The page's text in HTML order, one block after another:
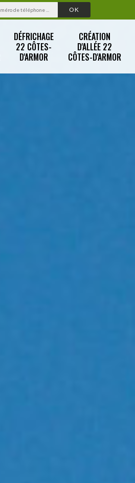
DÉFRICHAGE
22 CÔTES-
D'ARMOR
CRÉATION
D'ALLÉE 22
CÔTES-D'ARMOR